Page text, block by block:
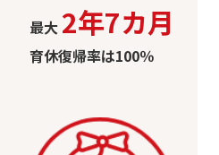
最大 2年7カ月
育休復帰率は100％